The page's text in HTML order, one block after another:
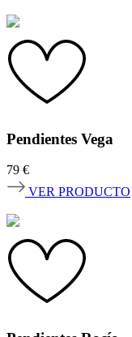
Pendientes Vega
79 €
VER PRODUCTO